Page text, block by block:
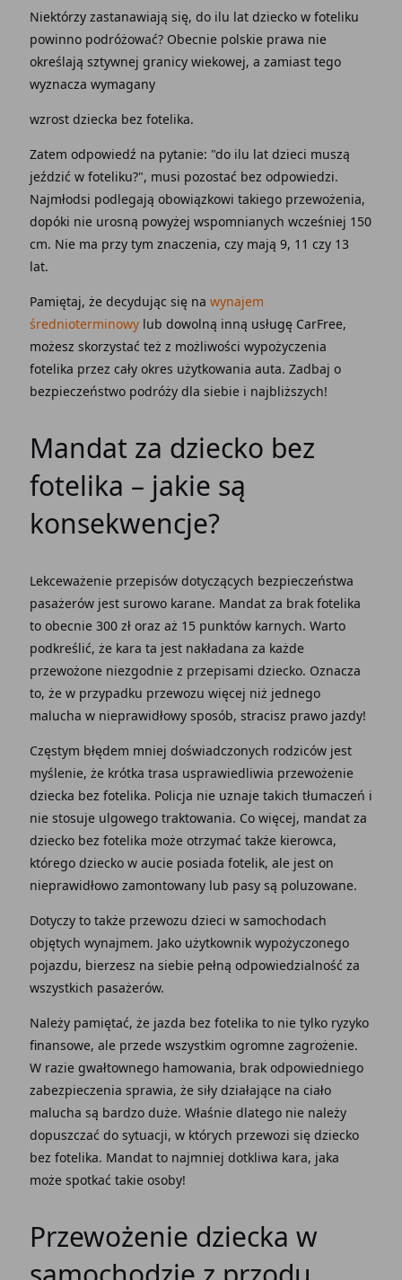
Niektórzy zastanawiają się, do ilu lat dziecko w foteliku
powinno podróżować? Obecnie polskie prawa nie
określają sztywnej granicy wiekowej, a zamiast tego
wyznacza wymagany
wzrost dziecka bez fotelika.
Zatem odpowiedź na pytanie: "do ilu lat dzieci muszą
jeździć w foteliku?", musi pozostać bez odpowiedzi.
Najmłodsi podlegają obowiązkowi takiego przewożenia,
dopóki nie urosną powyżej wspomnianych wcześniej 150
cm. Nie ma przy tym znaczenia, czy mają 9, 11 czy 13
lat.
Pamiętaj, że decydując się na wynajem
średnioterminowylub dowolną inną usługę CarFree,
możesz skorzystać też z możliwości wypożyczenia
fotelika przez cały okres użytkowania auta. Zadbaj o
bezpieczeństwo podróży dla siebie i najbliższych!
Mandat za dziecko bez
fotelika – jakie są
konsekwencje?
Lekceważenie przepisów dotyczących bezpieczeństwa
pasażerów jest surowo karane. Mandat za brak fotelika
to obecnie 300 zł oraz aż 15 punktów karnych. Warto
podkreślić, że kara ta jest nakładana za każde
przewożone niezgodnie z przepisami dziecko. Oznacza
to, że w przypadku przewozu więcej niż jednego
malucha w nieprawidłowy sposób, stracisz prawo jazdy!
Częstym błędem mniej doświadczonych rodziców jest
myślenie, że krótka trasa usprawiedliwia przewożenie
dziecka bez fotelika. Policja nie uznaje takich tłumaczeń i
nie stosuje ulgowego traktowania. Co więcej, mandat za
dziecko bez fotelika może otrzymać także kierowca,
którego dziecko w aucie posiada fotelik, ale jest on
nieprawidłowo zamontowany lub pasy są poluzowane.
Dotyczy to także przewozu dzieci w samochodach
objętych wynajmem. Jako użytkownik wypożyczonego
pojazdu, bierzesz na siebie pełną odpowiedzialność za
wszystkich pasażerów.
Należy pamiętać, że jazda bez fotelika to nie tylko ryzyko
finansowe, ale przede wszystkim ogromne zagrożenie.
W razie gwałtownego hamowania, brak odpowiedniego
zabezpieczenia sprawia, że siły działające na ciało
malucha są bardzo duże. Właśnie dlatego nie należy
dopuszczać do sytuacji, w których przewozi się dziecko
bez fotelika. Mandat to najmniej dotkliwa kara, jaka
może spotkać takie osoby!
Przewożenie dziecka w